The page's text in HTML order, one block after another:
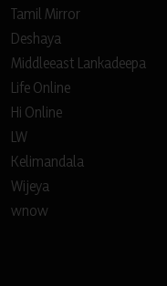
Tamil Mirror
Deshaya
Middleeast Lankadeepa
Life Online
Hi Online
LW
Kelimandala
Wijeya
wnow